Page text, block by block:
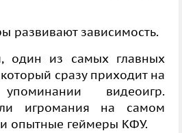
развивают зависимость.
один из самых главных
сразу приходит на
видеоигр.
ли игромания на самом
опытные геймеры КФУ.